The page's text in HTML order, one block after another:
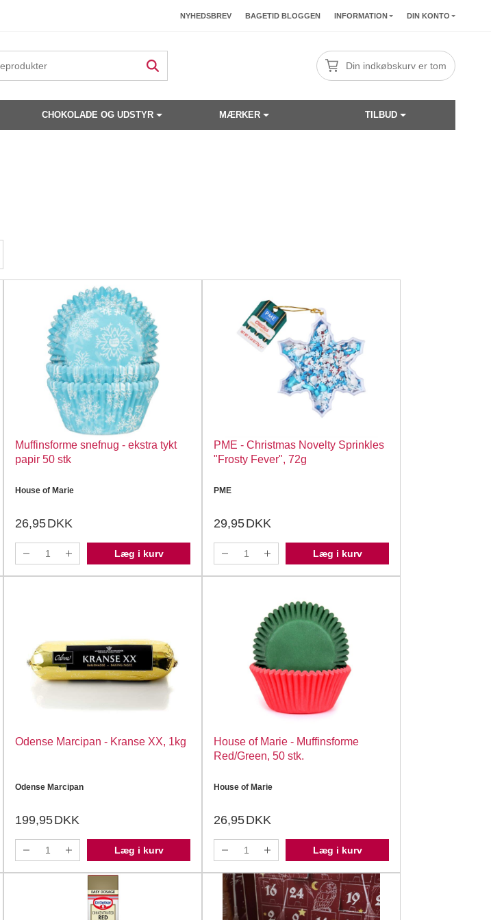
NYHEDSBREV BAGETID BLOGGEN INFORMATION DIN KONTO
Din indkøbskurv er tom
CHOKOLADE OG UDSTYR MÆRKER TILBUD
Muffinsforme snefnug - ekstra tykt
papir 50 stk
House of Marie
26,95DKK
Læg i kurv
PME - Christmas Novelty Sprinkles
"Frosty Fever", 72g
PME
29,95DKK
Læg i kurv
Odense Marcipan - Kranse XX, 1kg
Odense Marcipan
199,95DKK
Læg i kurv
House of Marie - Muffinsforme
Red/Green, 50 stk.
House of Marie
26,95DKK
Læg i kurv